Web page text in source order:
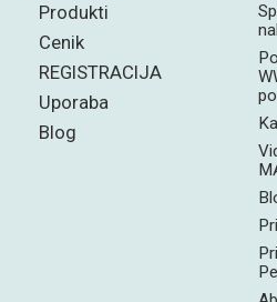
Produkti
Cenik
REGISTRACIJA
Uporaba
Blog